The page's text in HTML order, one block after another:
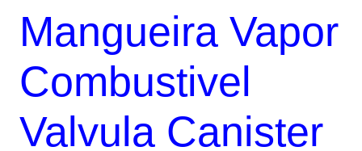
original
era:
R$107,66.
atual
R$64,60.
Mangueira Vapor
Combustivel
Valvula Canister